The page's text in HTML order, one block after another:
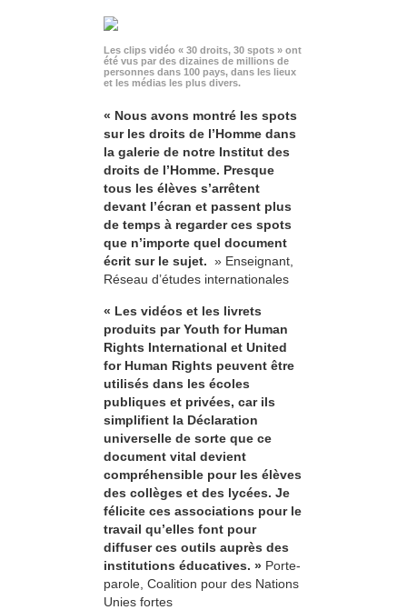
Les clips vidéo « 30 droits, 30 spots » ont
été vus par des dizaines de millions de
personnes dans 100 pays, dans les lieux
et les médias les plus divers.
« Nous avons montré les spots
sur les droits de l’Homme dans
la galerie de notre Institut des
droits de l’Homme. Presque
tous les élèves s’arrêtent
devant l’écran et passent plus
de temps à regarder ces spots
que n’importe quel document
écrit sur le sujet. » Enseignant,
Réseau d’études internationales
« Les vidéos et les livrets
produits par Youth for Human
Rights International et United
for Human Rights peuvent être
utilisés dans les écoles
publiques et privées, car ils
simplifient la Déclaration
universelle de sorte que ce
document vital devient
compréhensible pour les élèves
des collèges et des lycées. Je
félicite ces associations pour le
travail qu’elles font pour
diffuser ces outils auprès des
institutions éducatives. » Porte-
parole, Coalition pour des Nations
Unies fortes